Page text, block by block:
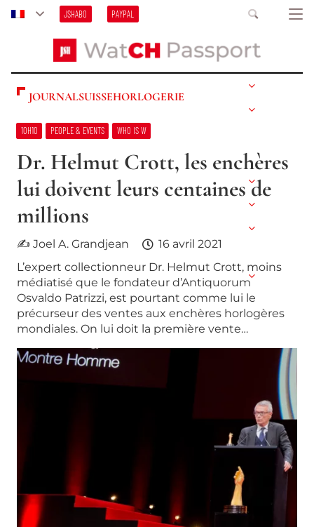
JSHABO PAYPAL
JOURNALSUISSEHORLOGERIE
10H10 PEOPLE & EVENTS WHO IS W
Dr. Helmut Crott, les enchères
lui doivent leurs centaines de
millions
✍ Joel A. Grandjean
16 avril 2021
L’expert collectionneur Dr. Helmut Crott, moins
médiatisé que le fondateur d’Antiquorum
Osvaldo Patrizzi, est pourtant comme lui le
précurseur des ventes aux enchères horlogères
mondiales. On lui doit la première vente…